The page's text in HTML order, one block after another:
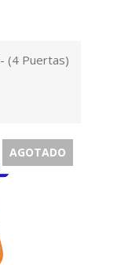
(4 Puertas)
AGOTADO